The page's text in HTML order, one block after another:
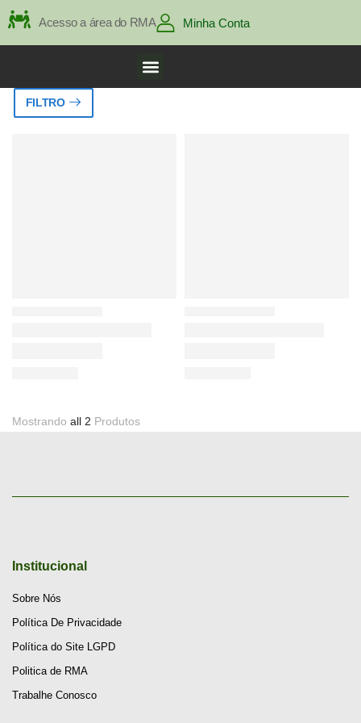
Acesso a área do RMA Minha Conta
FILTRO
Mostrando all 2 Produtos
Institucional
Sobre Nós
Política De Privacidade
Política do Site LGPD
Politica de RMA
Trabalhe Conosco